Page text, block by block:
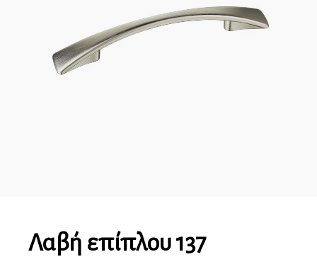
Λαβή επίπλου 137